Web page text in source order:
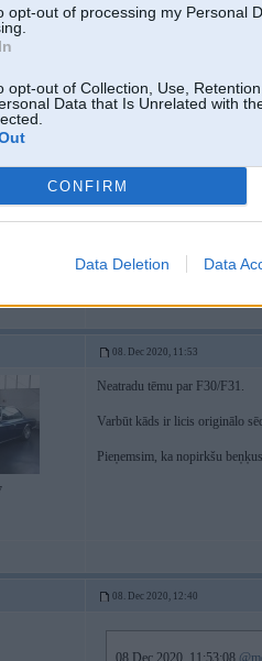
opt-out of processing my Personal
opt-out of Collection, Use,
Data that Is Unrelated with
CONFIRM
Data Deletion Data
Man uz X3 FL tas pats, šofera
sensors atrodas??
08. Dec 2020, 11:53
Neatradu tēmu par F30/F31.
Varbūt kāds ir licis originālo
Pieņemsim, ka nopirkšu
08. Dec 2020, 12:40
08 Dec 2020, 11:53:08